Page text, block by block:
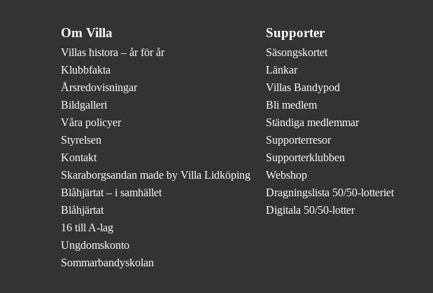
Om Villa
Villas histora – år för år
Klubbfakta
Årsredovisningar
Bildgalleri
Våra policyer
Styrelsen
Kontakt
Skaraborgsandan made by Villa Lidköping
Blåhjärtat – i samhället
Blåhjärtat
16 till A-lag
Ungdomskonto
Sommarbandyskolan
Supporter
Säsongskortet
Länkar
Villas Bandypod
Bli medlem
Ständiga medlemmar
Supporterresor
Supporterklubben
Webshop
Dragningslista 50/50-lotteriet
Digitala 50/50-lotter